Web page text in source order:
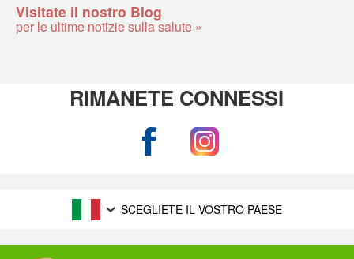
Visitate il nostro Blog
per le ultime notizie sulla salute »
RIMANETE CONNESSI
SCEGLIETE IL VOSTRO PAESE